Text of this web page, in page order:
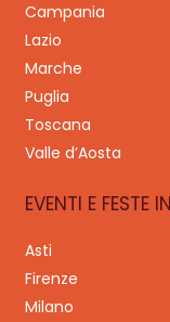
Campania
Lazio
Marche
Puglia
Toscana
Valle d’Aosta
EVENTI E FESTE
Asti
Firenze
Milano